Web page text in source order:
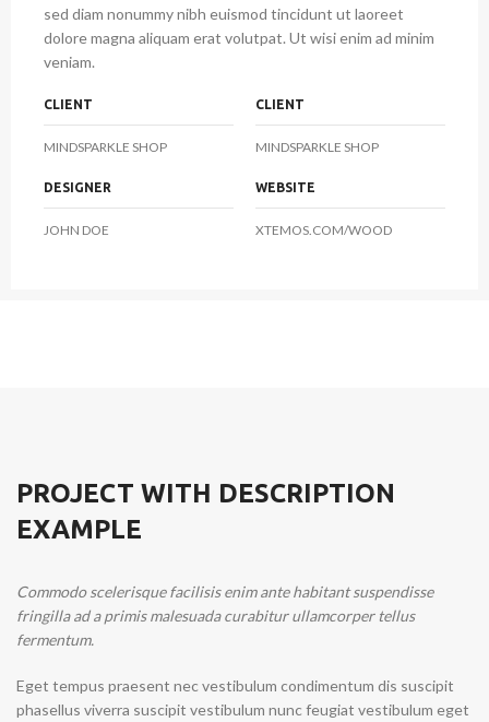
sed diam nonummy nibh euismod tincidunt ut laoreet
dolore magna aliquam erat volutpat. Ut wisi enim ad minim
veniam.
CLIENT
MINDSPARKLE SHOP
CLIENT
MINDSPARKLE SHOP
DESIGNER
JOHN DOE
WEBSITE
XTEMOS.COM/WOOD
PROJECT WITH DESCRIPTION
EXAMPLE
Commodo scelerisque facilisis enim ante habitant suspendisse
fringilla ad a primis malesuada curabitur ullamcorper tellus
fermentum.
Eget tempus praesent nec vestibulum condimentum dis suscipit
phasellus viverra suscipit vestibulum nunc feugiat vestibulum eget